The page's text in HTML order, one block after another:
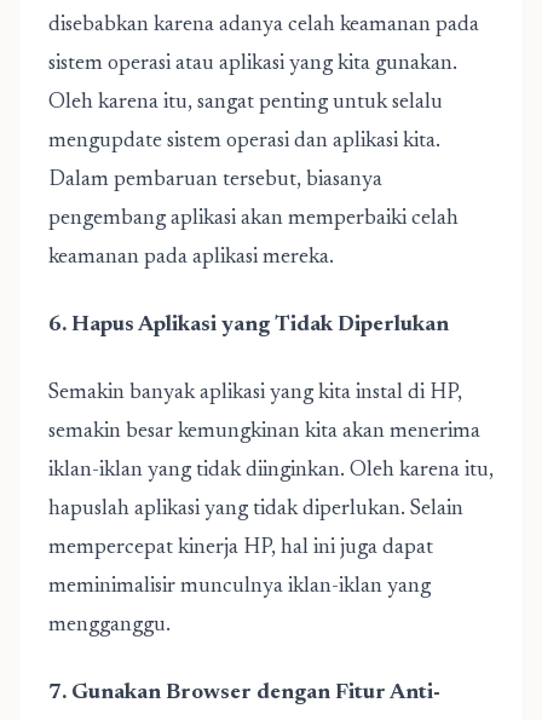
disebabkan karena adanya celah keamanan pada
sistem operasi atau aplikasi yang kita gunakan.
Oleh karena itu, sangat penting untuk selalu
mengupdate sistem operasi dan aplikasi kita.
Dalam pembaruan tersebut, biasanya
pengembang aplikasi akan memperbaiki celah
keamanan pada aplikasi mereka.
6. Hapus Aplikasi yang Tidak Diperlukan
Semakin banyak aplikasi yang kita instal di HP,
semakin besar kemungkinan kita akan menerima
iklan-iklan yang tidak diinginkan. Oleh karena itu,
hapuslah aplikasi yang tidak diperlukan. Selain
mempercepat kinerja HP, hal ini juga dapat
meminimalisir munculnya iklan-iklan yang
mengganggu.
7. Gunakan Browser dengan Fitur Anti-